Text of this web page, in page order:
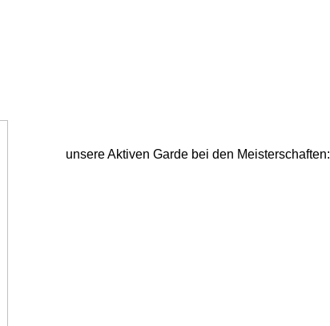
unsere Aktiven Garde bei den Meisterschaften: